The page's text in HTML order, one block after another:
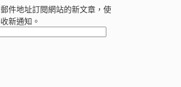
件地址訂閱網站的新文章，使
新通知。